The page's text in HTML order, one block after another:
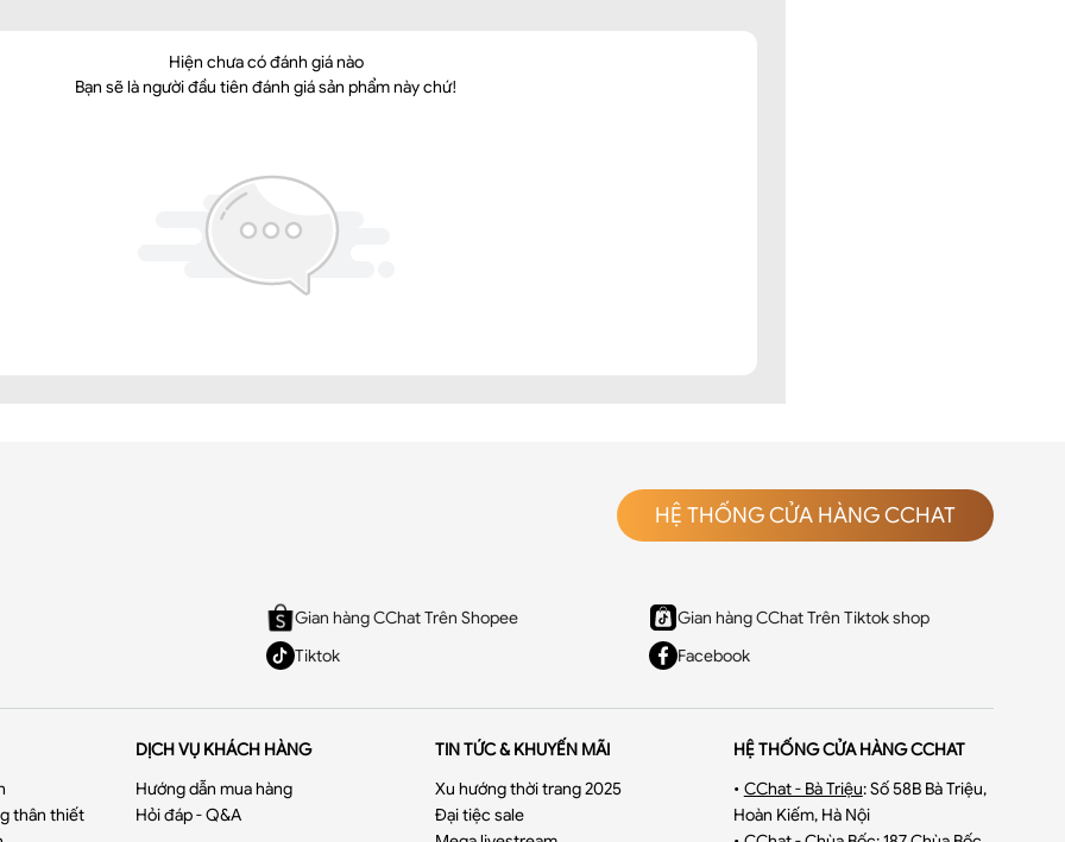
Hiện chưa có đánh giá nào
Bạn sẽ là người đầu tiên đánh giá sản phẩm này chứ!
HỆ THỐNG CỬA HÀNG CCHAT
Gian hàng CChat Trên Shopee
Gian hàng CChat Trên Tiktok shop
Tiktok
Facebook
thân thiết
DỊCH VỤ KHÁCH HÀNG
Hướng dẫn mua hàng
Hỏi đáp - Q&A
TIN TỨC & KHUYẾN MÃI
Xu hướng thời trang 2025
Đại tiệc sale
HỆ THỐNG CỬA HÀNG CCHAT
• CChat - Bà Triệu:Số 58B Bà Triệu,
Hoàn Kiếm, Hà Nội